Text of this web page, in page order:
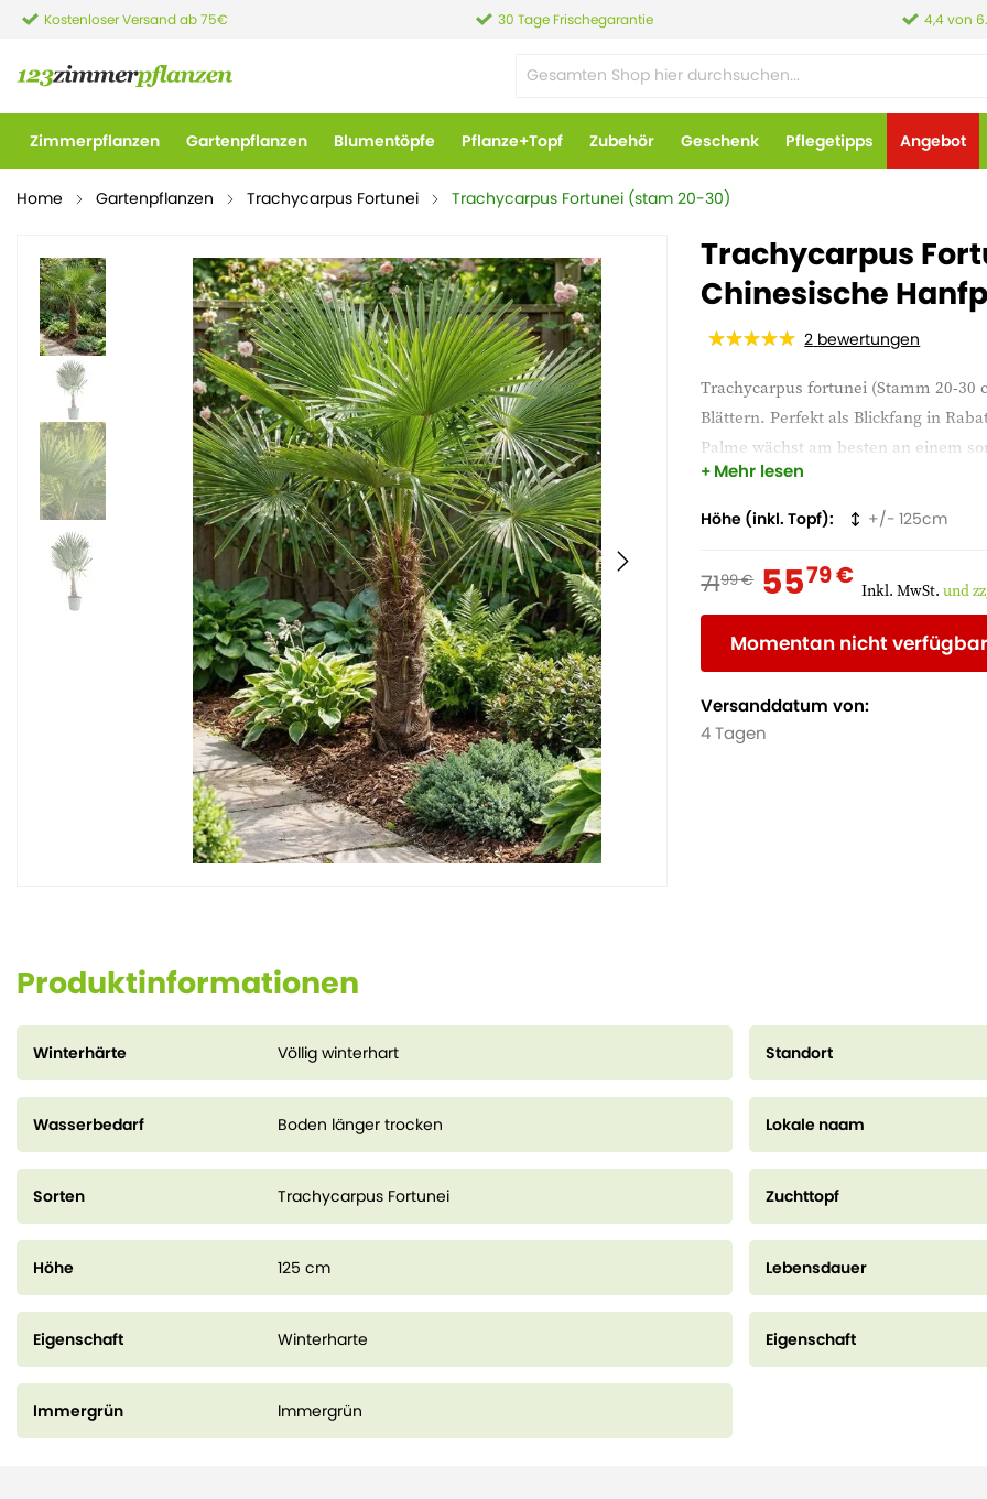
Kostenloser Versand ab 75€ 30 Tage Frischegarantie 4,4 von
Zimmerpflanzen Gartenpflanzen Blumentöpfe Pflanze+Topf Zubehör Geschenk Pflegetipps Angebot
Home Gartenpflanzen Trachycarpus Fortunei Trachycarpus Fortunei (stam 20-30)
Trachycarpus
Chinesische
2 bewertungen
Trachycarpus fortunei (Stamm 20-
Blättern. Perfekt als Blickfang in
Palme wächst am besten an einem
exotischen Look.
Mehr lesen
Höhe (inkl. Topf) 125
7199 € 5579 € Inkl. MwSt.und
Momentan nicht verfügbar
Versanddatum von:
4 Tagen
Produktinformationen
Winterhärte Völlig winterhart Standort
Wasserbedarf Boden länger trocken Lokale naam
Sorten Trachycarpus Fortunei Zuchttopf
Höhe 125 cm Lebensdauer
Eigenschaft Winterharte Eigenschaft
Immergrün Immergrün